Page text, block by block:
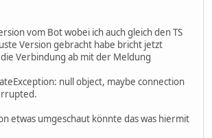
vom Bot wobei ich auch gleich den TS
Version gebracht habe bricht jetzt
Verbindung ab mit der Meldung
null object, maybe connection
etwas umgeschaut könnte das was hiermit